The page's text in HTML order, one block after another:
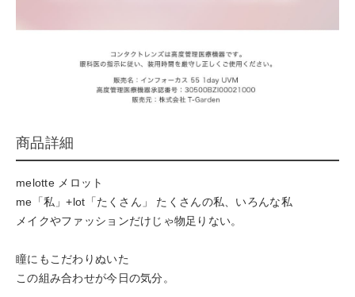
商品詳細
melotte メロット
me「私」+lot「たくさん」 たくさんの私、いろんな私
メイクやファッションだけじゃ物足りない。
瞳にもこだわりぬいた
この組み合わせが今日の気分。